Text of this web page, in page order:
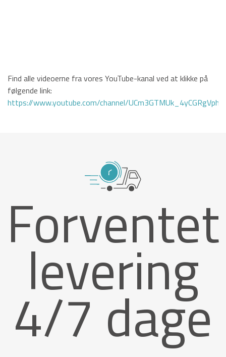
Find alle videoerne fra vores YouTube-kanal ved at klikke på
følgende link:
https://www.youtube.com/channel/
Forventet
levering
4/7 dage